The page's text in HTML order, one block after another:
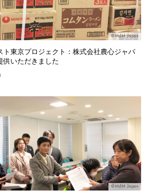
©MdM Japan
ト東京プロジェクト：株式会社農心ジャパ
供いただきました
©MdM Japan